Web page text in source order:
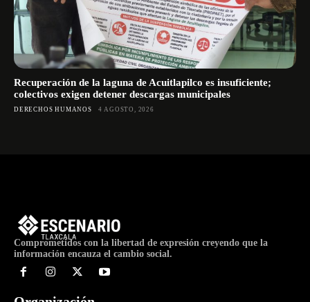
Recuperación de la laguna de Acuitlapilco es insuficiente;
colectivos exigen detener descargas municipales
DERECHOS HUMANOS 4 AGOSTO, 2026
Comprometidos con la libertad de expresión creyendo que la
información encauza el cambio social.